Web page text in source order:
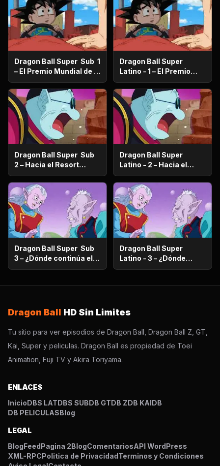
Dragon Ball Super Sub 1
– El Premio Mundial de la
Paz ¿Quién se quedará
con los 100 millones de
Zenis?
Dragon Ball Super
Latino - 1 – El Premio
Mundial de la Paz
¿Quién se quedará con
los 100 millones de
Zenis?
Dragon Ball Super Sub
2 – Hacia el Resort
prometido ¿Vegeta se va
de viaje familiar?
Dragon Ball Super
Latino - 2 – Hacia el
Resort prometido
¿Vegeta se va de viaje
familiar?
Dragon Ball Super Sub
3 – ¿Dónde continúa el
sueño? ¡Encuentra al
Dragon Ball Super
Latino - 3 – ¿Dónde
continúa el sueño?
Saiyajin Dios!
Dragon Ball HD Sin Limites
Tu sitio para ver episodios de Dragon Ball, Dragon Ball Z, GT,
Kai, Super y peliculas. Dragon Ball es propiedad de Toei
Animation, Fuji TV y Akira Toriyama.
ENLACES
InicioDBS LATDBS SUBDB GTDB ZDB KAIDB
DB PELICULASBlog
LEGAL
BlogFeedPagina 2BlogComentariosAPI WordPress
XML-RPCPolitica de PrivacidadTerminos y Condiciones